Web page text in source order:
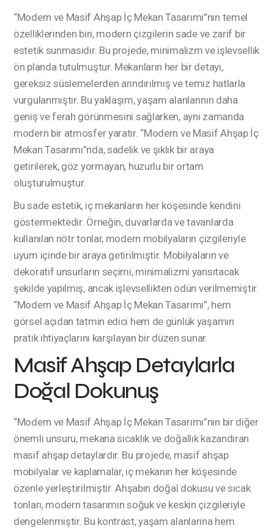
“Modern ve Masif Ahşap İç Mekan Tasarımı”nın temel
özelliklerinden biri, modern çizgilerin sade ve zarif bir
estetik sunmasıdır. Bu projede, minimalizm ve işlevsellik
ön planda tutulmuştur. Mekanların her bir detayı,
gereksiz süslemelerden arındırılmış ve temiz hatlarla
vurgulanmıştır. Bu yaklaşım, yaşam alanlarının daha
geniş ve ferah görünmesini sağlarken, aynı zamanda
modern bir atmosfer yaratır. “Modern ve Masif Ahşap İç
Mekan Tasarımı”nda, sadelik ve şıklık bir araya
getirilerek, göz yormayan, huzurlu bir ortam
oluşturulmuştur.
Bu sade estetik, iç mekanların her köşesinde kendini
göstermektedir. Örneğin, duvarlarda ve tavanlarda
kullanılan nötr tonlar, modern mobilyaların çizgileriyle
uyum içinde bir araya getirilmiştir. Mobilyaların ve
dekoratif unsurların seçimi, minimalizmi yansıtacak
şekilde yapılmış, ancak işlevsellikten ödün verilmemiştir.
“Modern ve Masif Ahşap İç Mekan Tasarımı”, hem
görsel açıdan tatmin edici hem de günlük yaşamın
pratik ihtiyaçlarını karşılayan bir düzen sunar.
Masif Ahşap Detaylarla
Doğal Dokunuş
“Modern ve Masif Ahşap İç Mekan Tasarımı”nın bir diğer
önemli unsuru, mekana sıcaklık ve doğallık kazandıran
masif ahşap detaylardır. Bu projede, masif ahşap
mobilyalar ve kaplamalar, iç mekanın her köşesinde
özenle yerleştirilmiştir. Ahşabın doğal dokusu ve sıcak
tonları, modern tasarımın soğuk ve keskin çizgileriyle
dengelenmiştir. Bu kontrast, yaşam alanlarına hem